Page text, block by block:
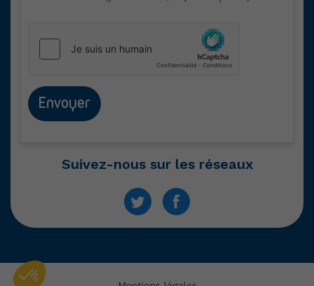
Envoyer
Suivez-nous sur les réseaux